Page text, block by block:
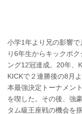
小学1年より兄の影響
り6年生からキックボ
ング12冠達成。20年
KICKで２連勝後の8月
本最強決定トーナメン
を喫した。その後、強
タム級王座戦の機会を